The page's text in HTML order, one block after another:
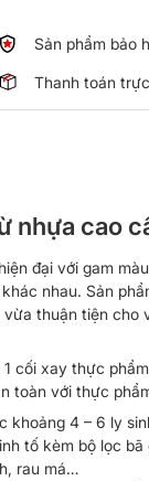
Sản phẩm bảo
Thanh toán
nhựa cao
đại với gam
nhau. Sản
thuận tiện cho
cối xay thực
toàn với thực
khoảng 4 – 6 ly
tố kèm bộ lọc
rau má…